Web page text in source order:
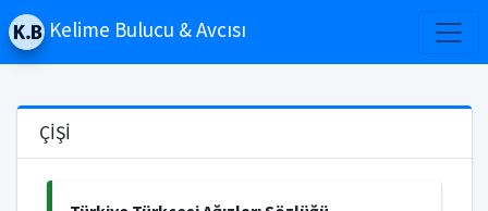
Kelime Bulucu & Avcısı
ÇİŞİ